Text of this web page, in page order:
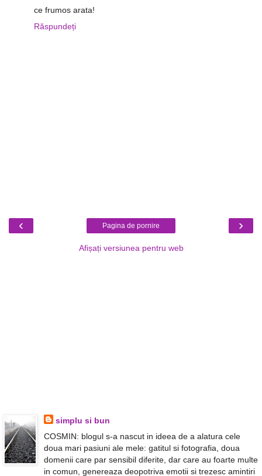
ce frumos arata!
Răspundeți
‹ ›
Pagina de pornire
Afișați versiunea pentru web
simplu si bun
COSMIN: blogul s-a nascut in ideea de a alatura cele
doua mari pasiuni ale mele: gatitul si fotografia, doua
domenii care par sensibil diferite, dar care au foarte multe
in comun, genereaza deopotriva emotii si trezesc amintiri